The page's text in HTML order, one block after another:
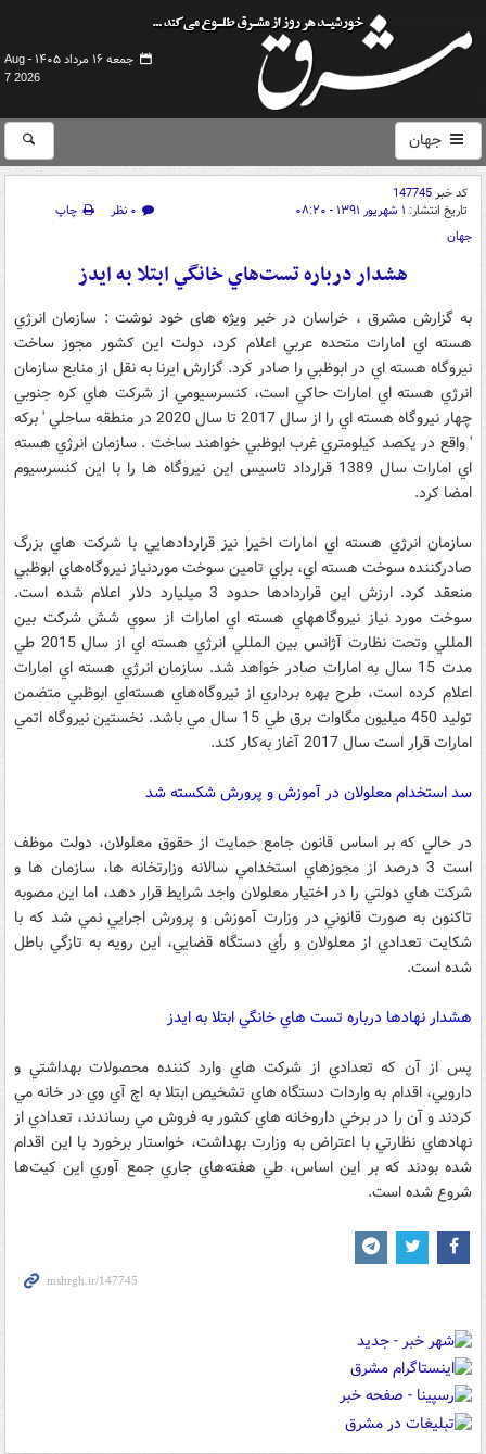
جمعه ۱۶ مرداد ۱۴۰۵ -
Aug
7 2026
جهان
کد خبر147745
تاریخ انتشار: ۱ شهریور ۱۳۹۱ - ۰۸:۲۰ ۰ نظر
چاپ
جهان
هشدار درباره تست‌هاي خانگي ابتلا به ايدز
به گزارش مشرق ، خراسان در خبر ویژه های خود نوشت : سازمان انرژي
هسته اي امارات متحده عربي اعلام کرد، دولت اين کشور مجوز ساخت
نيروگاه هسته اي در ابوظبي را صادر کرد. گزارش ايرنا به نقل از منابع سازمان
انرژي هسته اي امارات حاکي است، کنسرسيومي از شرکت هاي کره جنوبي
چهار نيروگاه هسته اي را از سال 2017 تا سال 2020 در منطقه ساحلي ' برکه
' واقع در يکصد کيلومتري غرب ابوظبي خواهند ساخت . سازمان انرژي هسته
اي امارات سال 1389 قرارداد تاسيس اين نيروگاه ها را با اين کنسرسيوم
امضا کرد.
سازمان انرژي هسته اي امارات اخيرا نيز قراردادهايي با شرکت هاي بزرگ
صادرکننده سوخت هسته اي، براي تامين سوخت موردنياز نيروگاه‌هاي ابوظبي
منعقد کرد. ارزش اين قراردادها حدود 3 ميليارد دلار اعلام شده است.
سوخت مورد نياز نيروگاههاي هسته اي امارات از سوي شش شرکت بين
المللي وتحت نظارت آژانس بين المللي انرژي هسته اي از سال 2015 طي
مدت 15 سال به امارات صادر خواهد شد. سازمان انرژي هسته اي امارات
اعلام کرده است، طرح بهره برداري از نيروگاه‌هاي هسته‌اي ابوظبي متضمن
توليد 450 ميليون مگاوات برق طي 15 سال مي باشد. نخستين نيروگاه اتمي
امارات قرار است سال 2017 آغاز به‌کار کند.
سد استخدام معلولان در آموزش و پرورش شکسته شد
در حالي که بر اساس قانون جامع حمايت از حقوق معلولان، دولت موظف
است 3 درصد از مجوزهاي استخدامي سالانه وزارتخانه ها، سازمان ها و
شرکت هاي دولتي را در اختيار معلولان واجد شرايط قرار دهد، اما اين مصوبه
تاکنون به صورت قانوني در وزارت آموزش و پرورش اجرايي نمي شد که با
شکايت تعدادي از معلولان و رأي دستگاه قضايي، اين رويه به تازگي باطل
شده است.
هشدار نهادها درباره تست هاي خانگي ابتلا به ايدز
پس از آن که تعدادي از شرکت هاي وارد کننده محصولات بهداشتي و
دارويي، اقدام به واردات دستگاه هاي تشخيص ابتلا به اچ آي وي در خانه مي
کردند و آن را در برخي داروخانه هاي کشور به فروش مي رساندند، تعدادي از
نهادهاي نظارتي با اعتراض به وزارت بهداشت، خواستار برخورد با اين اقدام
شده بودند که بر اين اساس، طي هفته‌هاي جاري جمع آوري اين کيت‌ها
شروع شده است.